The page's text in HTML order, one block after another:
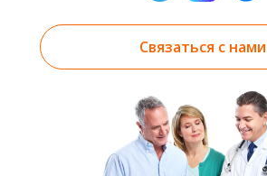
Связаться с нами